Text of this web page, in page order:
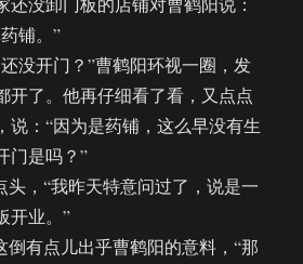
铺。”
开门？”曹鹤阳环视一圈，发
开了。他再仔细看了看，又点点
说：“因为是药铺，这么早没有生
门是吗？”
，“我昨天特意问过了，说是一
开业。”
有点儿出乎曹鹤阳的意料，“那